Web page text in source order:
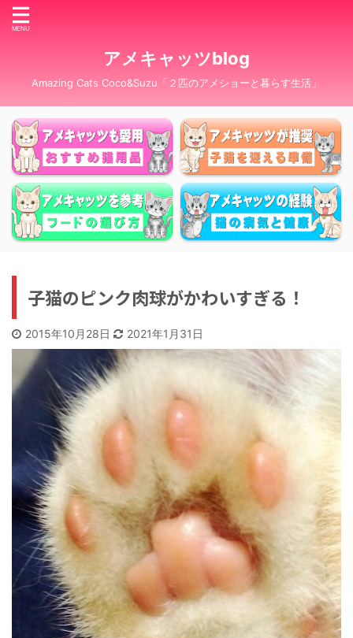
アメキャッツblog
Amazing Cats Coco&Suzu「２匹のアメショーと暮らす生活」
子猫のピンク肉球がかわいすぎる！
2015年10月28日 2021年1月31日